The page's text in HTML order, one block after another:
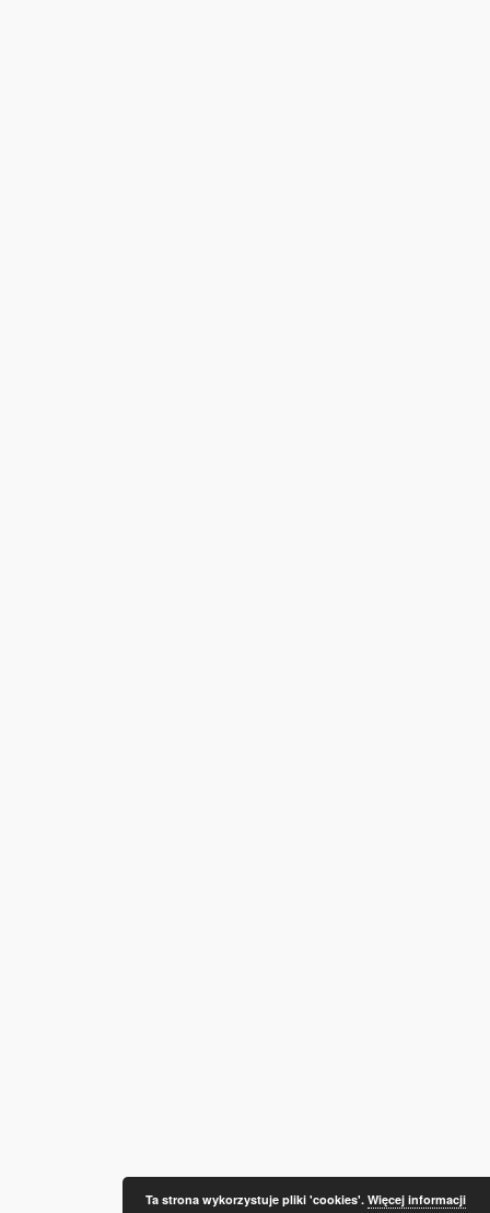
Ta strona wykorzystuje pliki 'cookies'. Więcej informacji